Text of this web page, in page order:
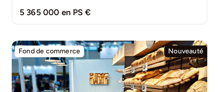
5 365 000 en PS €
Fond de commerce Nouveauté